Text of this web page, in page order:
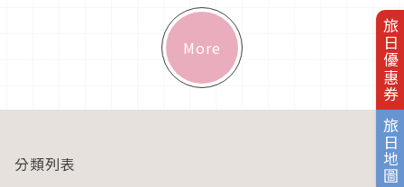
旅日優惠券
旅日地圖
More
分類列表